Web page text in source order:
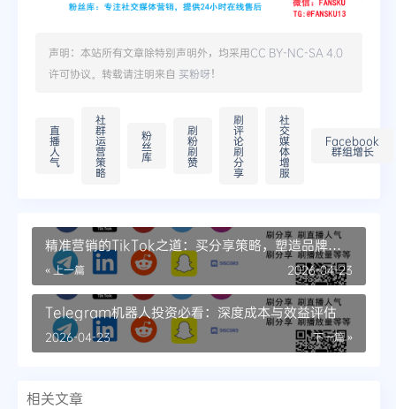
声明：本站所有文章除特别声明外，均采用CC BY-NC-SA 4.0
许可协议。转载请注明来自 买粉呀！
直
播
人
气
社
群
运
营
策
略
粉
丝
库
刷
粉
刷
赞
刷
评
论
刷
分
享
社
交
媒
体
增
服
Facebook
群组增长
精准营销的TikTok之道：买分享策略，塑造品牌影
响力
« 上一篇 2026-04-23
Telegram机器人投资必看：深度成本与效益评估
下一篇 »
2026-04-23
相关文章